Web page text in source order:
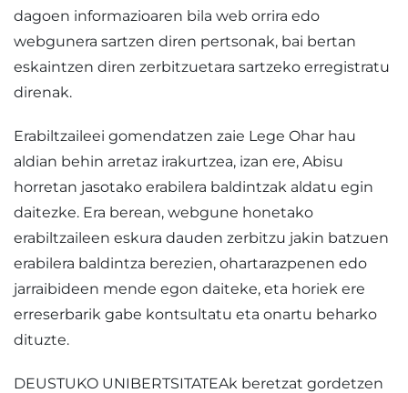
dagoen informazioaren bila web orrira edo
webgunera sartzen diren pertsonak, bai bertan
eskaintzen diren zerbitzuetara sartzeko erregistratu
direnak.
Erabiltzaileei gomendatzen zaie Lege Ohar hau
aldian behin arretaz irakurtzea, izan ere, Abisu
horretan jasotako erabilera baldintzak aldatu egin
daitezke. Era berean, webgune honetako
erabiltzaileen eskura dauden zerbitzu jakin batzuen
erabilera baldintza berezien, ohartarazpenen edo
jarraibideen mende egon daiteke, eta horiek ere
erreserbarik gabe kontsultatu eta onartu beharko
dituzte.
DEUSTUKO UNIBERTSITATEAk beretzat gordetzen